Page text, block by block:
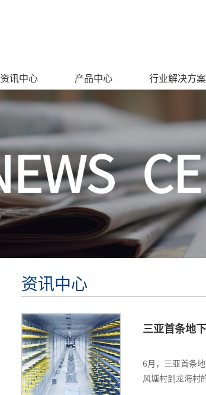
资讯中心 产品中心 行业解决方案
资讯中心
三亚首条地
6月，三亚首条
风塘村到龙海村